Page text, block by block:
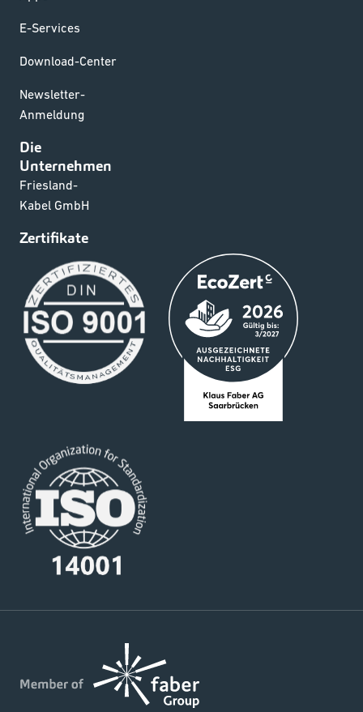
E-Services
Download-Center
Newsletter-
Anmeldung
Die
Unternehmen
Friesland-
Kabel GmbH
Zertifikate